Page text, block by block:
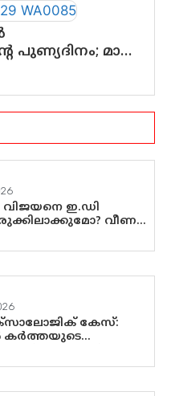
മാതാ
വിജയനെ ഇ.ഡി
വീണ
മൊഴി നിർണായക
കേസ്:
കർത്തയുടെ
വിജയനെ ചോദ്യം
കൂടുതൽ